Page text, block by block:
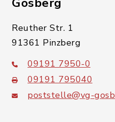
Reuther Str. 1
91361 Pinzberg
09191 7950-0
09191 795040
poststelle@vg-